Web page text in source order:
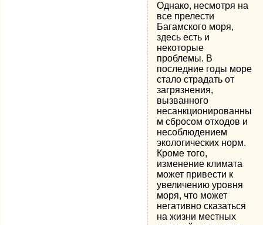
Однако, несмотря на
все прелести
Багамского моря,
здесь есть и
некоторые
проблемы. В
последние годы море
стало страдать от
загрязнения,
вызванного
несанкционированны
м сбросом отходов и
несоблюдением
экологических норм.
Кроме того,
изменение климата
может привести к
увеличению уровня
моря, что может
негативно сказаться
на жизни местных